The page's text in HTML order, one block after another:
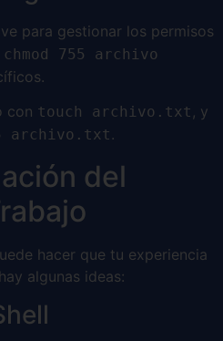
para gestionar los permisos
chmod 755 archivo
con touch archivo.txt , y
archivo.txt.
del
hacer que tu experiencia
algunas ideas: